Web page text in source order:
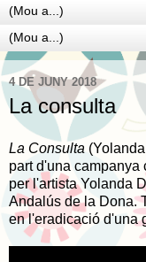
4 DE JUNY 2018
La consulta
La Consulta
part d'una campanya
per l'artista Yolanda
Andalús de la Dona.
en l'eradicació d'una